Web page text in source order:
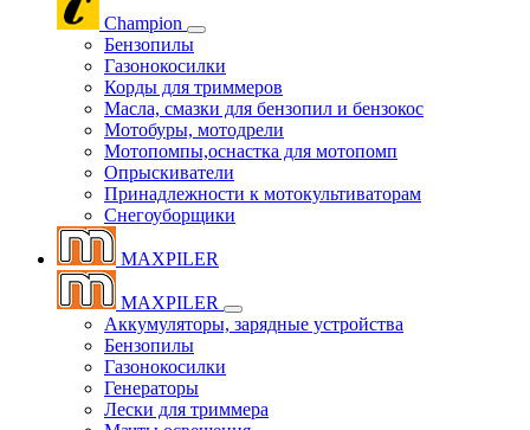
Champion
Бензопилы
Газонокосилки
Корды для триммеров
Масла, смазки для бензопил и бензокос
Мотобуры, мотодрели
Мотопомпы,оснастка для мотопомп
Опрыскиватели
Принадлежности к мотокультиваторам
Снегоуборщики
MAXPILER
MAXPILER
Аккумуляторы, зарядные устройства
Бензопилы
Газонокосилки
Генераторы
Лески для триммера